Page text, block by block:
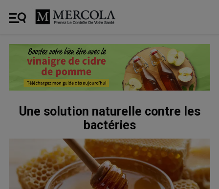
Une solution naturelle contre les
bactéries